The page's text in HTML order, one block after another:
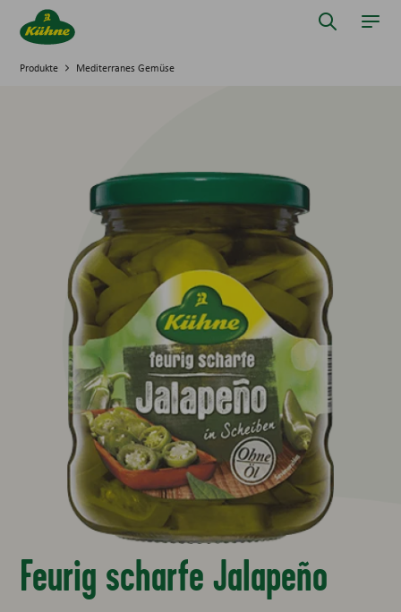
Springe zum Hauptinhalt
Produkte Mediterranes Gemüse
Feurig scharfe Jalapeño